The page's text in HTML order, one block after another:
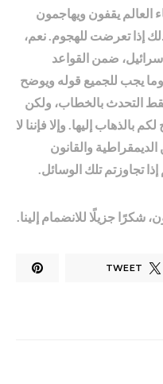
العالم يقفون ويهاجمون
إذا تعرضت للهجوم. نعم،
ضمن القواعد
وما يجب للجميع قوله ويوضح
فقط التحدث بالخطاب، ولكن
بالذهاب إليها. وإلا فإننا لا
والقانون
تجاوزتم تلك الوسائل.
شكرًا جزيلًا للانضمام إلينا.
TWEET